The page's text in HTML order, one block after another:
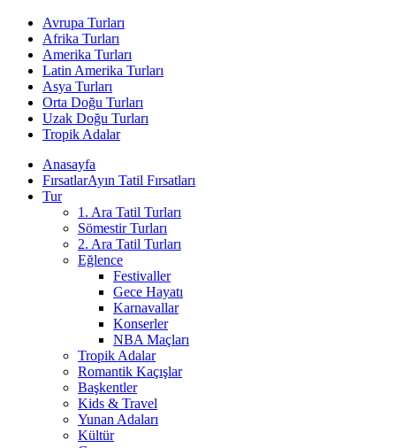
Avrupa Turları
Afrika Turları
Amerika Turları
Latin Amerika Turları
Asya Turları
Orta Doğu Turları
Uzak Doğu Turları
Tropik Adalar
Anasayfa
FırsatlarAyın Tatil Fırsatları
Tur
1. Ara Tatil Turları
Sömestir Turları
2. Ara Tatil Turları
Eğlence
Festivaller
Gece Hayatı
Karnavallar
Konserler
NBA Maçları
Tropik Adalar
Romantik Kaçışlar
Başkentler
Kids & Travel
Yunan Adaları
Kültür